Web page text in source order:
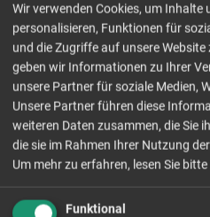
Veranstaltungen
Deutsches
Mittwoch um 18.30 Uhr I
Juli 20 km - Bitte um
Wir verwenden Cookies, um Inhalte
personalisieren, Funktionen für
und die Zugriffe auf unsere
geben wir Informationen zu Ihrer
unsere Partner für soziale Medien,
Unsere Partner führen diese
weiteren Daten zusammen, die Sie
die sie im Rahmen Ihrer Nutzung
Um mehr zu erfahren, lesen Sie
Funktional